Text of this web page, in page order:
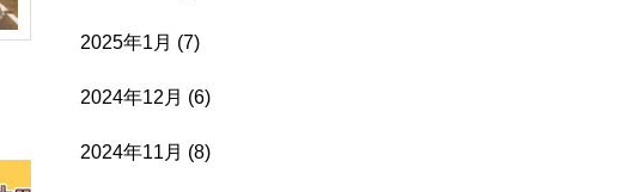
2025年1月 (7)
2024年12月 (6)
2024年11月 (8)